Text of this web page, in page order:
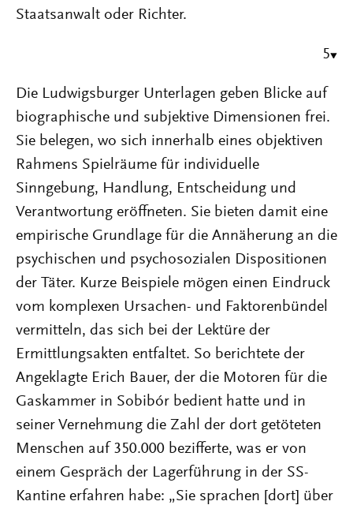
Staatsanwalt oder Richter.
5
Die Ludwigsburger Unterlagen geben Blicke auf
biographische und subjektive Dimensionen frei.
Sie belegen, wo sich innerhalb eines objektiven
Rahmens Spielräume für individuelle
Sinngebung, Handlung, Entscheidung und
Verantwortung eröffneten. Sie bieten damit eine
empirische Grundlage für die Annäherung an die
psychischen und psychosozialen Dispositionen
der Täter. Kurze Beispiele mögen einen Eindruck
vom komplexen Ursachen- und Faktorenbündel
vermitteln, das sich bei der Lektüre der
Ermittlungsakten entfaltet. So berichtete der
Angeklagte Erich Bauer, der die Motoren für die
Gaskammer in Sobibór bedient hatte und in
seiner Vernehmung die Zahl der dort getöteten
Menschen auf 350.000 bezifferte, was er von
einem Gespräch der Lagerführung in der SS-
Kantine erfahren habe: „Sie sprachen [dort] über